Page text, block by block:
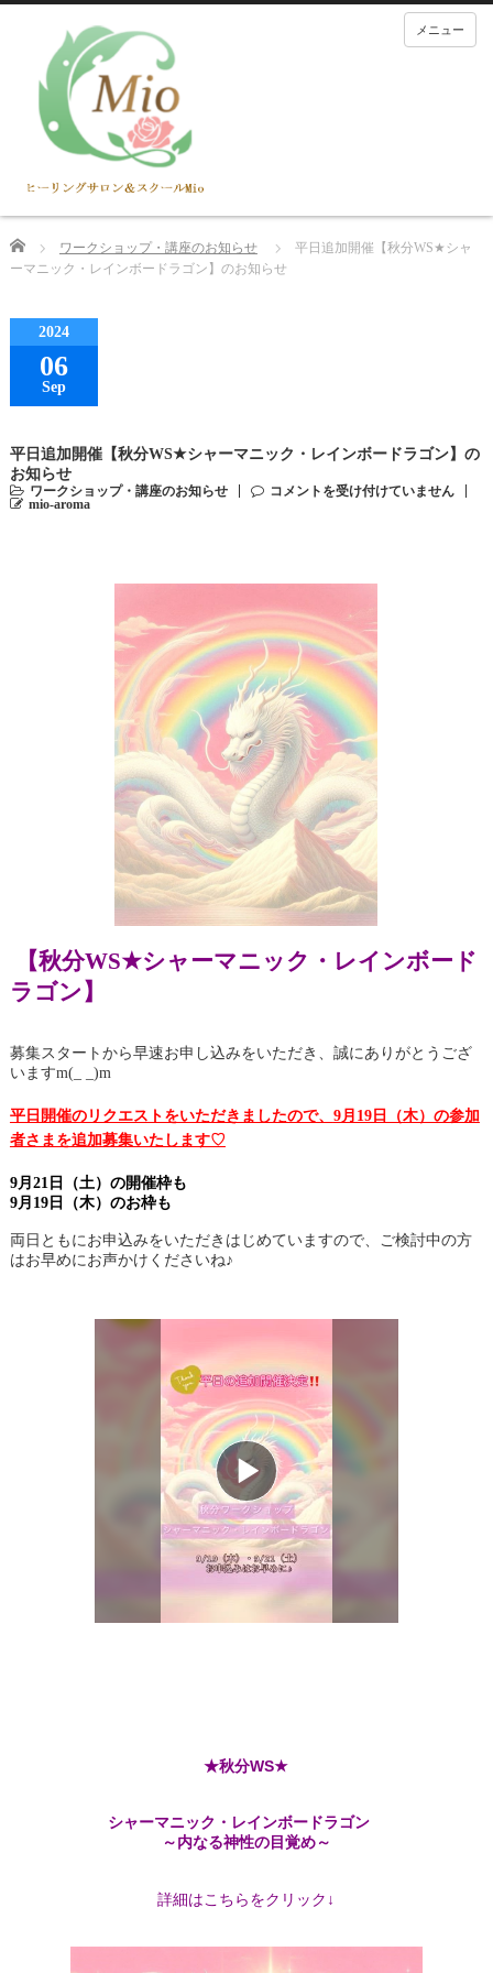
メニュー
Home ワークショップ・講座のお知らせ
平日追加開催【秋分WS★シャ
ーマニック・レインボードラゴン】のお知らせ
2024
06
Sep
平日追加開催【秋分WS★シャーマニック・レインボードラゴン】の
お知らせ
ワークショップ・講座のお知らせ
コメントを受け付けていません
mio-aroma
【秋分WS★シャーマニック・レインボード
ラゴン】
募集スタートから早速お申し込みをいただき、誠にありがとうござ
いますm(_ _)m
平日開催のリクエストをいただきましたので、 9月19日（木）の参加
者さまを追加募集いたします♡
9月21日（土）の開催枠も
9月19日（木）のお枠も
両日ともにお申込みをいただきはじめていますので、ご検討中の方
はお早めにお声かけくださいね♪
★秋分WS★
シャーマニック・レインボードラゴン
～内なる神性の目覚め～
詳細はこちらをクリック↓